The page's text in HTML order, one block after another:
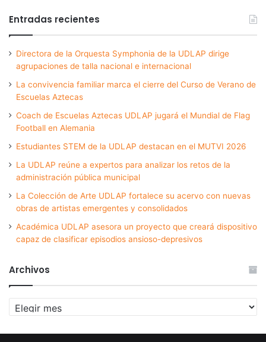
Entradas recientes
Directora de la Orquesta Symphonia de la UDLAP dirige
agrupaciones de talla nacional e internacional
La convivencia familiar marca el cierre del Curso de Verano de
Escuelas Aztecas
Coach de Escuelas Aztecas UDLAP jugará el Mundial de Flag
Football en Alemania
Estudiantes STEM de la UDLAP destacan en el MUTVI 2026
La UDLAP reúne a expertos para analizar los retos de la
administración pública municipal
La Colección de Arte UDLAP fortalece su acervo con nuevas
obras de artistas emergentes y consolidados
Académica UDLAP asesora un proyecto que creará dispositivo
capaz de clasificar episodios ansioso-depresivos
Archivos
Archivos